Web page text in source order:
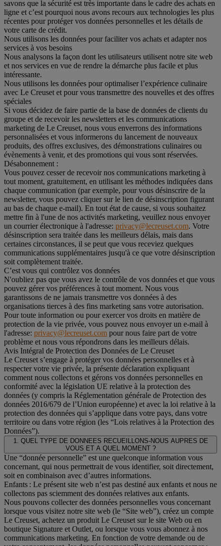
savons que la sécurité est très importante dans le cadre des achats en
ligne et c’est pourquoi nous avons recours aux technologies les plus
récentes pour protéger vos données personnelles et les détails de
votre carte de crédit.
Nous utilisons les données pour faciliter vos achats et adapter nos
services à vos besoins
Nous analysons la façon dont les utilisateurs utilisent notre site web
et nos services en vue de rendre la démarche plus facile et plus
intéressante.
Nous utilisons les données pour optimaliser l’expérience culinaire
avec Le Creuset et pour vous transmettre des nouvelles et des offres
spéciales
Si vous décidez de faire partie de la base de données de clients du
groupe et de recevoir les newsletters et les communications
marketing de Le Creuset, nous vous enverrons des informations
personnalisées et vous informerons du lancement de nouveaux
produits, des offres exclusives, des démonstrations culinaires ou
évènements à venir, et des promotions qui vous sont réservées.
Désabonnement :
Vous pouvez cesser de recevoir nos communications marketing à
tout moment, gratuitement, en utilisant les méthodes indiquées dans
chaque communication (par exemple, pour vous désinscrire de la
newsletter, vous pouvez cliquer sur le lien de désinscription figurant
au bas de chaque e-mail). En tout état de cause, si vous souhaitez
mettre fin à l'une de nos activités marketing, veuillez nous envoyer
un courrier électronique à l'adresse: privacy@lecreuset.com. Votre
désinscription sera traitée dans les meilleurs délais, mais dans
certaines circonstances, il se peut que vous receviez quelques
communications supplémentaires jusqu'à ce que votre désinscription
soit complètement traitée.
C’est vous qui contrôlez vos données
N'oubliez pas que vous avez le contrôle de vos données et que vous
pouvez gérer vos préférences à tout moment. Nous vous
garantissons de ne jamais transmettre vos données à des
organisations tierces à des fins marketing sans votre autorisation.
Pour toute information ou pour exercer vos droits en matière de
protection de la vie privée, vous pouvez nous envoyer un e-mail à
l'adresse: privacy@lecreuset.com pour nous faire part de votre
problème et nous vous répondrons dans les meilleurs délais.
Avis Intégral de Protection des Données de Le Creuset
Le Creuset s’engage à protéger vos données personnelles et à
respecter votre vie privée, la présente déclaration expliquant
comment nous collectons et gérons vos données personnelles en
conformité avec la législation UE relative à la protection des
données (y compris la Réglementation générale de Protection des
données 2016/679 de l’Union européenne) et avec la loi relative à la
protection des données qui s’applique dans votre pays, dans votre
territoire ou dans votre région (les “Lois relatives à la Protection des
Données”).
1. QUEL TYPE DE DONNEES RECUEILLONS-NOUS AUPRES DE
VOUS ET A QUEL MOMENT ?
Une “donnée personnelle” est une quelconque information vous
concernant, qui nous permettrait de vous identifier, soit directement,
soit en combinaison avec d’autres informations.
Enfants : Le présent site web n’est pas destiné aux enfants et nous ne
collectons pas sciemment des données relatives aux enfants.
Nous pouvons collecter des données personnelles vous concernant
lorsque vous visitez notre site web (le “Site web”), créez un compte
Le Creuset, achetez un produit Le Creuset sur le site Web ou en
boutique Signature et Outlet, ou lorsque vous vous abonnez à nos
communications marketing. En fonction de votre demande ou de